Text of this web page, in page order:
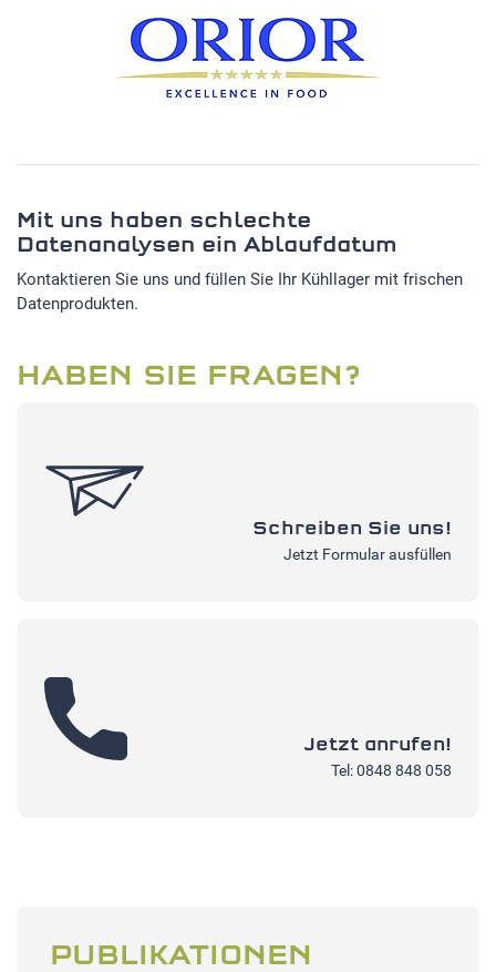
Mit uns haben schlechte
Datenanalysen ein Ablaufdatum
Kontaktieren Sie uns und füllen Sie Ihr Kühllager mit frischen
Datenprodukten.
HABEN SIE FRAGEN?
Schreiben Sie uns!
Jetzt Formular ausfüllen
Jetzt anrufen!
Tel: 0848 848 058
PUBLIKATIONEN